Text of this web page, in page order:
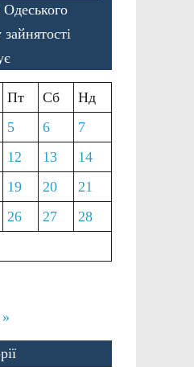
Одеського
Пт Сб
Нд
5 6
7
12 13
14
19 20
21
26 27
28